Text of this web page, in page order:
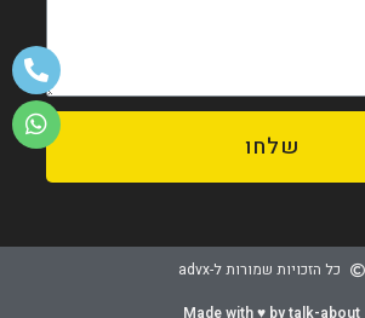
שלחו
כל הזכויות שמורות ל-advx
Made with ♥️ by talk-about